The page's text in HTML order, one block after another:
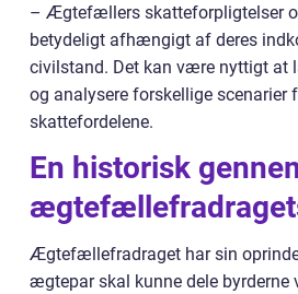
– Ægtefællers skatteforpligtelser
betydeligt afhængigt af deres
civilstand. Det kan være nyttigt at
og analysere forskellige scenarier
skattefordelene.
En historisk
Ægtefællefradraget har sin
ægtepar skal kunne dele byrderne